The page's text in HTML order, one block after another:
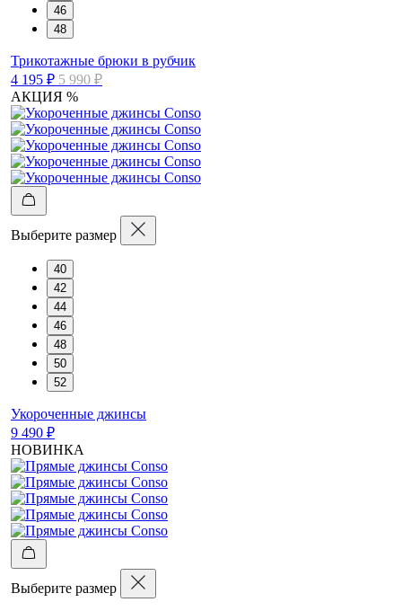
46
48
Трикотажные брюки в рубчик
4 195 ₽ 5 990 ₽
АКЦИЯ %
Выберите размер
40
42
44
46
48
50
52
Укороченные джинсы
9 490 ₽
НОВИНКА
Выберите размер